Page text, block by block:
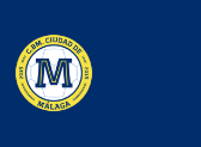
contenido